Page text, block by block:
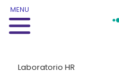
MENU
Laboratorio HR